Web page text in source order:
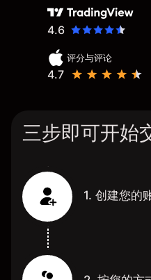
4.6
评分与评论
4.7
三步即可开始
1. 创建您的